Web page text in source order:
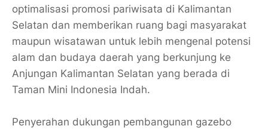
optimalisasi promosi pariwisata di Kalimantan
Selatan dan memberikan ruang bagi masyarakat
maupun wisatawan untuk lebih mengenal potensi
alam dan budaya daerah yang berkunjung ke
Anjungan Kalimantan Selatan yang berada di
Taman Mini Indonesia Indah.
Penyerahan dukungan pembangunan gazebo